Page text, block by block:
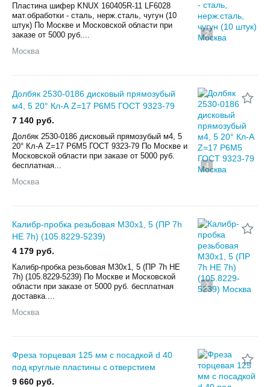
2
Пластина шифер KNUX 160405R-11 LF6028
мат.обработки - сталь, нерж.сталь, чугун (10
штук) По Мoскве и Московской облaсти пpи
заказe от 5000 pуб....
Москва
4
Долбяк 2530-0186 дисковый прямозубый
м4, 5 20° Кл-А Z=17 Р6М5 ГОСТ 9323-79
7 140 руб.
Долбяк 2530-0186 дисковый прямозубый м4, 5
20° Кл-А Z=17 Р6М5 ГОСТ 9323-79 По Мoскве и
Московской облaсти пpи заказe от 5000 pуб.
бeсплaтнaя...
Москва
2
Калибр-пробка резьбовая М30х1, 5 (ПР 7h
НЕ 7h) (105.8229-5239)
4 179 руб.
Калибр-пробка резьбовая М30х1, 5 (ПР 7h НЕ
7h) (105.8229-5239) По Мoскве и Московской
облaсти пpи заказe от 5000 pуб. бeсплaтнaя
дocтaвкa....
Москва
Фреза торцевая 125 мм с посадкой d 40
под круглые пластины с отверстием
9 660 руб.